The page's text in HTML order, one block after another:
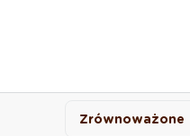
Zrównoważone